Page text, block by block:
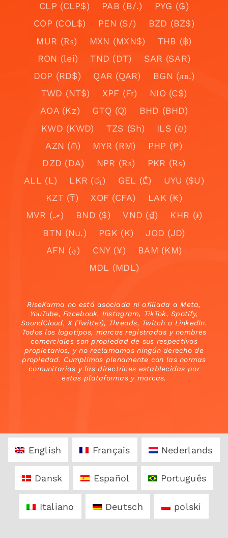
CLP (CLP$)
PAB (B/.)
PYG (₲)
COP (COL$)
PEN (S/)
BZD (BZ$)
MUR (₨)
MXN (MXN$)
THB (฿)
RON (lei)
TND (DT)
SAR (SAR)
DOP (RD$)
QAR (QAR)
BGN (лв.)
TWD (NT$)
XPF (Fr)
NIO (C$)
AOA (Kz)
GTQ (Q)
BHD (BHD)
KWD (KWD)
TZS (Sh)
ILS (₪)
AZN (₼)
MYR (RM)
PHP (₱)
DZD (DA)
NPR (₨)
PKR (₨)
ALL (L)
LKR (රු) GEL (₾)
UYU ($U)
KZT (₸)
XOF (CFA)
LAK (₭)
MVR (.ރ)
BND ($) VND (₫)
KHR (៛)
BTN (Nu.)
PGK (K)
JOD (JD)
AFN (؋)
CNY (¥)
BAM (KM)
MDL (MDL)
RiseKarma no está asociada ni afiliada a Meta,
YouTube, Facebook, Instagram, TikTok, Spotify,
SoundCloud, X (Twitter), Threads, Twitch o LinkedIn.
Todos los logotipos, marcas registradas y nombres
comerciales son propiedad de sus respectivos
propietarios, y no reclamamos ningún derecho de
propiedad. Cumplimos plenamente con las normas
comunitarias y las directrices establecidas por
estas plataformas y marcas.
English Français Nederlands
Dansk Español Português
Italiano Deutsch polski